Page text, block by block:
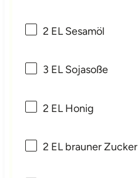
2 EL Sesamöl
3 EL Sojasoße
2 EL Honig
2 EL brauner Zucker